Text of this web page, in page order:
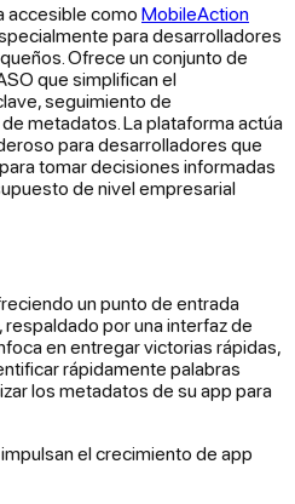
accesible como MobileAction
para desarrolladores
Ofrece un conjunto de
que simplifican el
seguimiento de
metadatos. La plataforma actúa
para desarrolladores que
tomar decisiones informadas
de nivel empresarial
un punto de entrada
por una interfaz de
en entregar victorias rápidas,
rápidamente palabras
los metadatos de su app para
el crecimiento de app